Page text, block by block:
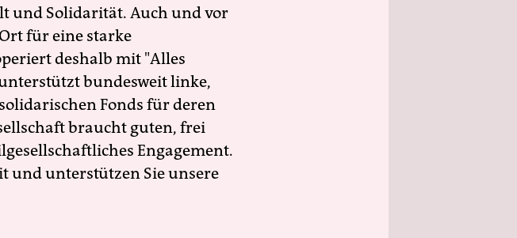
und Solidarität. Auch und vor
für eine starke
deshalb mit "Alles
bundesweit linke,
Fonds für deren
braucht guten, frei
Engagement.
und unterstützen Sie unsere